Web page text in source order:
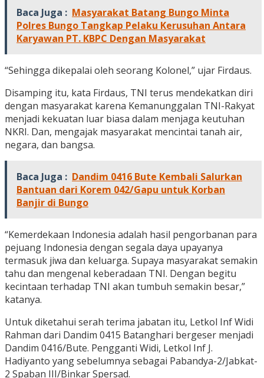
Baca Juga : Masyarakat Batang Bungo Minta
Polres Bungo Tangkap Pelaku Kerusuhan Antara
Karyawan PT. KBPC Dengan Masyarakat
“Sehingga dikepalai oleh seorang Kolonel,” ujar Firdaus.
Disamping itu, kata Firdaus, TNI terus mendekatkan diri
dengan masyarakat karena Kemanunggalan TNI-Rakyat
menjadi kekuatan luar biasa dalam menjaga keutuhan
NKRI. Dan, mengajak masyarakat mencintai tanah air,
negara, dan bangsa.
Baca Juga : Dandim 0416 Bute Kembali Salurkan
Bantuan dari Korem 042/Gapu untuk Korban
Banjir di Bungo
“Kemerdekaan Indonesia adalah hasil pengorbanan para
pejuang Indonesia dengan segala daya upayanya
termasuk jiwa dan keluarga. Supaya masyarakat semakin
tahu dan mengenal keberadaan TNI. Dengan begitu
kecintaan terhadap TNI akan tumbuh semakin besar,”
katanya.
Untuk diketahui serah terima jabatan itu, Letkol Inf Widi
Rahman dari Dandim 0415 Batanghari bergeser menjadi
Dandim 0416/Bute. Pengganti Widi, Letkol Inf J.
Hadiyanto yang sebelumnya sebagai Pabandya-2/Jabkat-
2 Spaban III/Binkar Spersad.